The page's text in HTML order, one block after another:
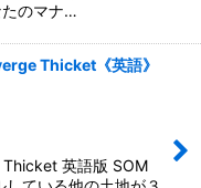
たのマナ…
Thicket《英語》
英語版 SOM